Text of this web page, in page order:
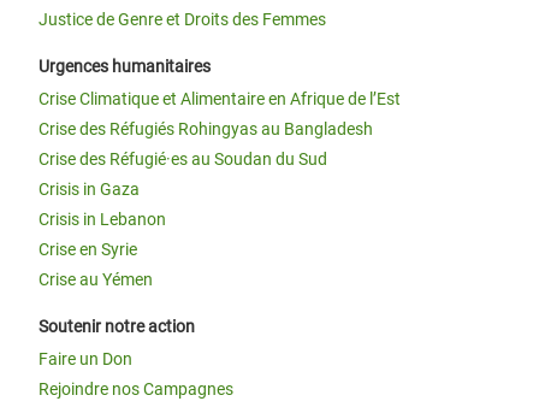
Justice de Genre et Droits des Femmes
Urgences humanitaires
Crise Climatique et Alimentaire en Afrique de l’Est
Crise des Réfugiés Rohingyas au Bangladesh
Crise des Réfugié·es au Soudan du Sud
Crisis in Gaza
Crisis in Lebanon
Crise en Syrie
Crise au Yémen
Soutenir notre action
Faire un Don
Rejoindre nos Campagnes